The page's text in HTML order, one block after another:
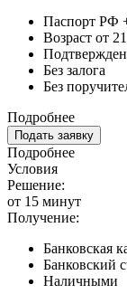
Паспорт РФ
Возраст от
Без залога
Без
Подробнее
Подать заявку
Подробнее
Условия
Решение:
от 15 минут
Получение:
Банковская
Банковский
Наличными